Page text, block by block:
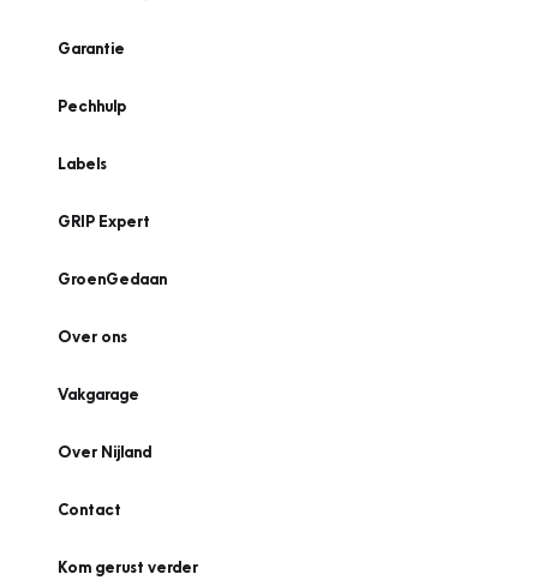
Garantie
Pechhulp
Labels
GRIP Expert
GroenGedaan
Over ons
Vakgarage
Over Nijland
Contact
Kom gerust verder